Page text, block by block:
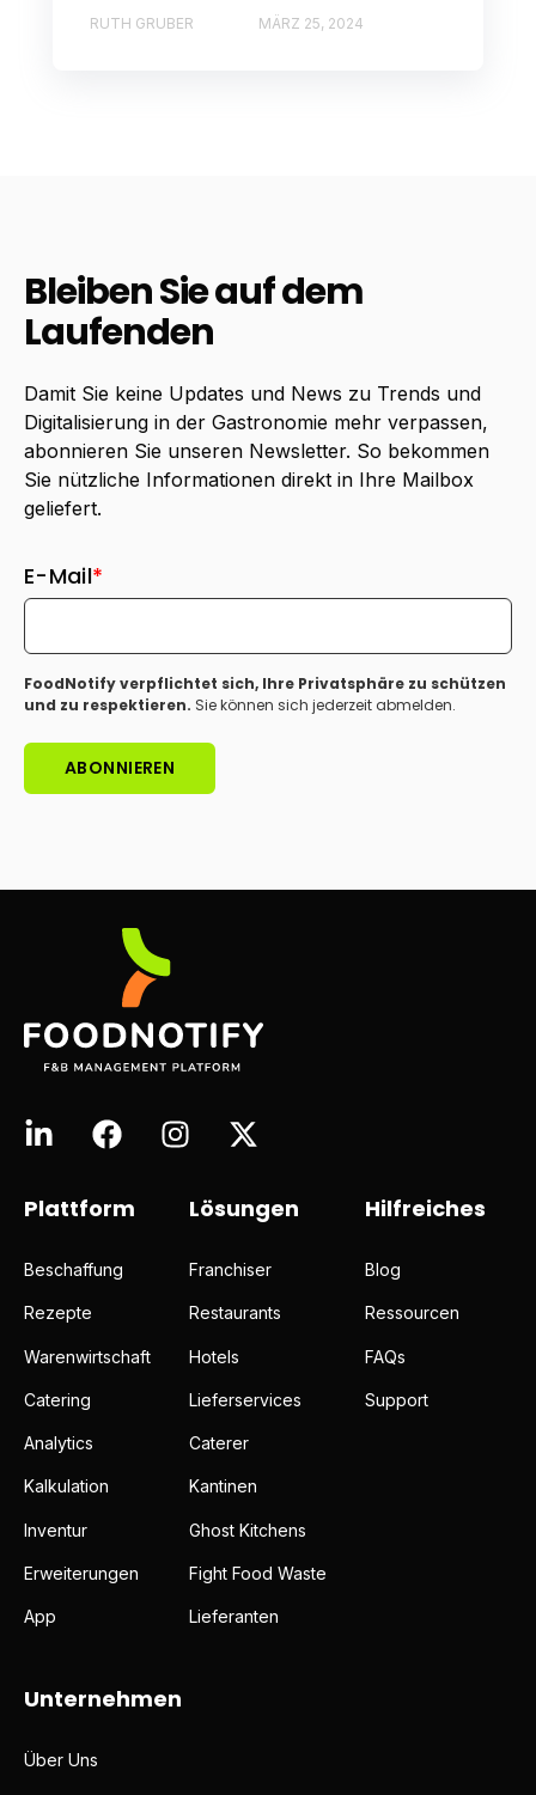
RUTH GRUBER MÄRZ 25, 2024
Bleiben Sie auf dem
Laufenden
Damit Sie keine Updates und News zu Trends und
Digitalisierung in der Gastronomie mehr verpassen,
abonnieren Sie unseren Newsletter. So bekommen
Sie nützliche Informationen direkt in Ihre Mailbox
geliefert.
E-Mail*
FoodNotify verpflichtet sich, Ihre Privatsphäre zu schützen
und zu respektieren. Sie können sich jederzeit abmelden.
Plattform
Beschaffung
Rezepte
Warenwirtschaft
Catering
Analytics
Kalkulation
Inventur
Erweiterungen
App
Lösungen
Franchiser
Restaurants
Hotels
Lieferservices
Caterer
Kantinen
Ghost Kitchens
Fight Food Waste
Lieferanten
Hilfreiches
Blog
Ressourcen
FAQs
Support
Unternehmen
Über Uns